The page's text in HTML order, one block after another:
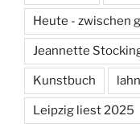
Heute - zwischen
Jeannette
Kunstbuch
Leipzig liest 2025